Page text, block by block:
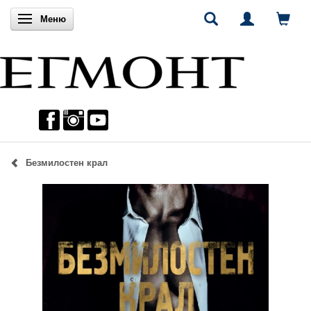
Включи навигацията
Меню
Безмилостен крал